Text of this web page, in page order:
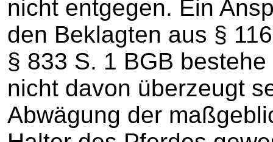
nicht entgegen. Ein
den Beklagten aus §
§ 833 S. 1 BGB
nicht davon überzeugt
Abwägung der